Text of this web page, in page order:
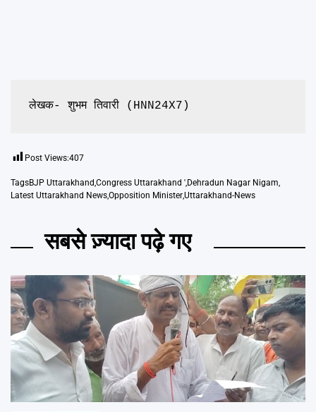
लेखक- शुभम तिवारी (HNN24X7)
Post Views:407
TagsBJP Uttarakhand,Congress Uttarakhand ',Dehradun Nagar Nigam,
Latest Uttarakhand News,Opposition Minister,Uttarakhand-News
सबसे ज़्यादा पढ़े गए